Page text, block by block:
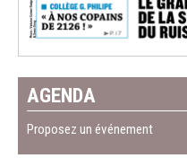
AGENDA
Proposez un événement